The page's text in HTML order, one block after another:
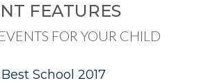
FEATURES
FOR YOUR CHILD
School 2017